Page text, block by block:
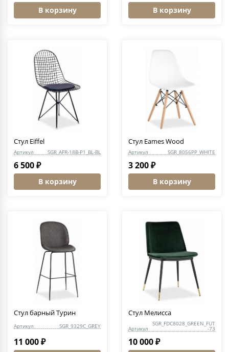
В корзину В корзину
Стул Eiffel
Артикул SGR_AFR-18B-P1_BL-BL
6 500 ₽
В корзину
Стул Eames Wood
Артикул SGR_8056PP_WHITE
3 200 ₽
В корзину
Стул барный Турин
Артикул SGR_9329C_GREY
11 000 ₽
Стул Мелисса
Артикул
SGR_FDC8028_GREEN_FUT
-73
10 000 ₽